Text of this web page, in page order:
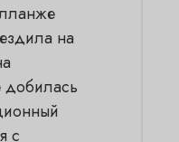
на
добилась
с